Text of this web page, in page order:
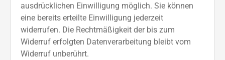
ausdrücklichen Einwilligung möglich. Sie können
eine bereits erteilte Einwilligung jederzeit
widerrufen. Die Rechtmäßigkeit der bis zum
Widerruf erfolgten Datenverarbeitung bleibt vom
Widerruf unberührt.